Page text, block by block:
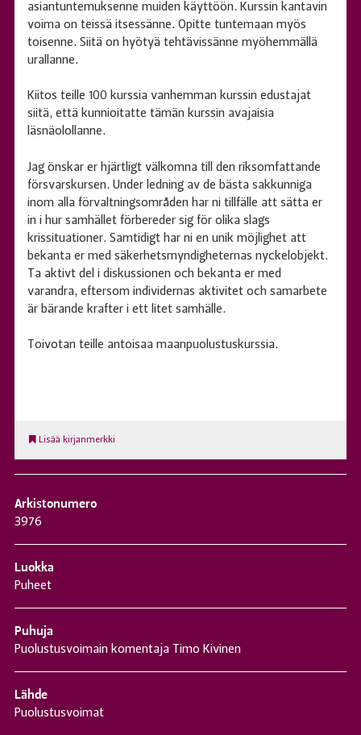
asiantuntemuksenne muiden käyttöön. Kurssin kantavin
voima on teissä itsessänne. Opitte tuntemaan myös
toisenne. Siitä on hyötyä tehtävissänne myöhemmällä
urallanne.
Kiitos teille 100 kurssia vanhemman kurssin edustajat
siitä, että kunnioitatte tämän kurssin avajaisia
läsnäolollanne.
Jag önskar er hjärtligt välkomna till den riksomfattande
försvarskursen. Under ledning av de bästa sakkunniga
inom alla förvaltningsområden har ni tillfälle att sätta er
in i hur samhället förbereder sig för olika slags
krissituationer. Samtidigt har ni en unik möjlighet att
bekanta er med säkerhetsmyndigheternas nyckelobjekt.
Ta aktivt del i diskussionen och bekanta er med
varandra, eftersom individernas aktivitet och samarbete
är bärande krafter i ett litet samhälle.
Toivotan teille antoisaa maanpuolustuskurssia.
Lisää kirjanmerkki
Arkistonumero
3976
Luokka
Puheet
Puhuja
Puolustusvoimain komentaja Timo Kivinen
Lähde
Puolustusvoimat